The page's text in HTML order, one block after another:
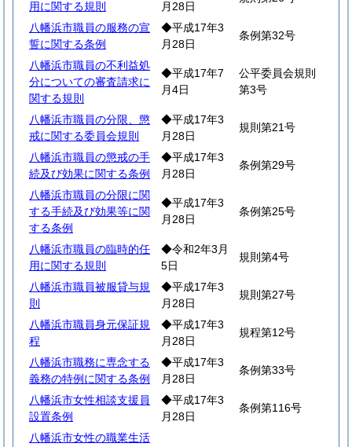
用に関する規則
月28日
八幡浜市職員の服務の宣
誓に関する条例
◆平成17年3
月28日
条例第32号
八幡浜市職員の不利益処
分についての審査請求に
関する規則
◆平成17年7
月4日
公平委員会規則
第3号
八幡浜市職員の分限、懲
戒に関する委員会規則
◆平成17年3
月28日
規則第21号
八幡浜市職員の懲戒の手
続及び効果に関する条例
◆平成17年3
月28日
条例第29号
八幡浜市職員の分限に関
する手続及び効果等に関
する条例
◆平成17年3
月28日
条例第25号
八幡浜市職員の臨時的任
用に関する規則
◆令和2年3月
5日
規則第4号
八幡浜市職員被服貸与規
則
◆平成17年3
月28日
規則第27号
八幡浜市職員身元保証規
程
◆平成17年3
月28日
規程第12号
八幡浜市職務に専念する
義務の特例に関する条例
◆平成17年3
月28日
条例第33号
八幡浜市女性相談支援員
設置条例
◆平成17年3
月28日
条例第116号
八幡浜市女性の職業生活